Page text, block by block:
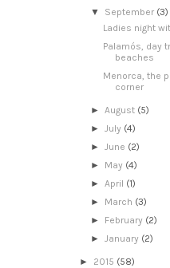
▼ September (3)
Ladies night
Palamós, day
beaches
Menorca, the
corner
► August (5)
►
July (4)
►
June (2)
► May (4)
► April (1)
► March (3)
► February (2)
►
January (2)
► 2015 (58)